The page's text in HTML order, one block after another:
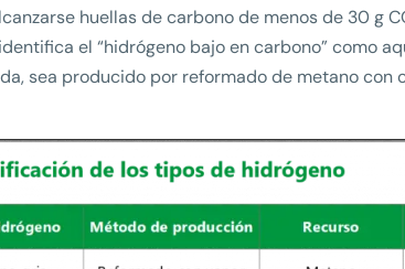
huellas de carbono de menos de 30 g
el “hidrógeno bajo en carbono” como
sea producido por reformado de metano con